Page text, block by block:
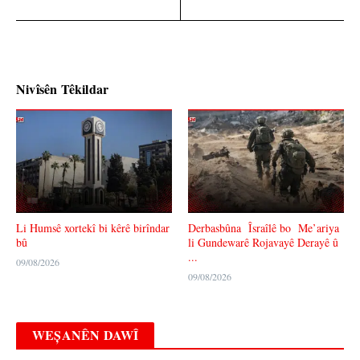
Nivîsên Têkildar
Li Humsê xortekî bi kêrê birîndar
bû
09/08/2026
Derbasbûna Îsraîlê bo Me’ariya
li Gundewarê Rojavayê Derayê û
...
09/08/2026
WEȘANÊN DAWÎ